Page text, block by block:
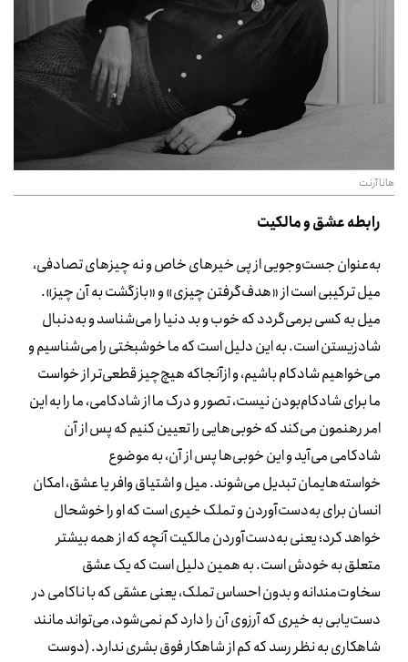
هانا آرنت
رابطه عشق و مالکیت
به‌عنوان جست‌وجویی از پی خیرهای خاص و نه چیزهای تصادفی،
میل ترکیبی است از «هدف‌گرفتن چیزی» و «بازگشت به آن چیز».
میل به کسی برمی‌گردد که خوب و بد دنیا را می‌شناسد و به‌دنبال
شادزیستن است. به این دلیل است که ما خوشبختی را می‌شناسیم و
می‌خواهیم شادکام باشیم، و ازآنجاکه هیچ‌چیز قطعی‌تر از خواست
ما برای شادکام‌بودن نیست، تصور و درک ما از شادکامی، ما را به این
امر رهنمون می‌کند که خوبی‌هایی را تعیین کنیم که پس از آن
شادکامی می‌آید و این خوبی‌ها پس از آن، به موضوع
خواسته‌هایمان تبدیل می‌شوند.میل و اشتیاق وافر یا عشق، امکان
انسان برای به‌دست‌آوردن و تملک خیری است که او را خوشحال
خواهد کرد؛ یعنی به‌دست‌آوردن مالکیت آنچه که از همه بیشتر
متعلق به خودش است.به همین دلیل است که یک عشق
سخاوت‌مندانه و بدون احساس تملک، یعنی عشقی که با ناکامی در
دست‌یابی به خیری که آرزوی آن را دارد کم نمی‌شود، می‌تواند مانند
شاهکاری به نظر رسد که کم از شاهکار فوق بشری ندارد. (دوست